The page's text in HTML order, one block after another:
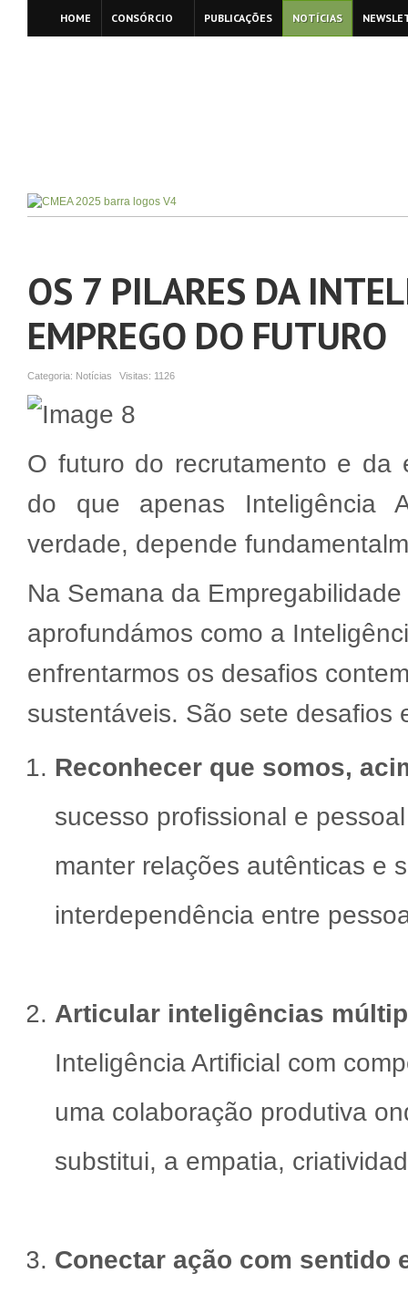
HOME CONSÓRCIO PUBLICAÇÕES NOTÍCIAS
OS 7 PILARES DA
EMPREGO DO FUTURO
Categoria: Notícias Visitas: 1126
O futuro do recrutamento e da
do que apenas Inteligência
verdade, depende
Na Semana da
aprofundámos como a
enfrentarmos os desafios
sustentáveis. São sete desafios
Reconhecer que somos,
sucesso profissional e
manter relações autênticas e
interdependência entre
Articular inteligências
Inteligência Artificial com
uma colaboração produtiva
substitui, a empatia,
Conectar ação com sentido